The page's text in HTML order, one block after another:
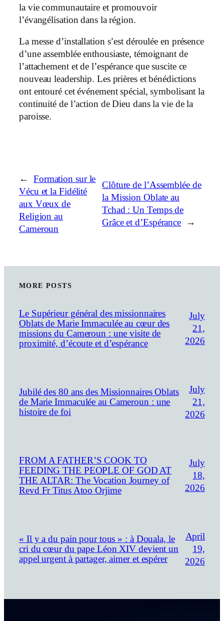
la vie communautaire et promouvoir
l’évangélisation dans la région.
La messe d’installation s’est déroulée en présence
d’une assemblée enthousiaste, témoignant de
l’attachement et de l’espérance que suscite ce
nouveau leadership. Les prières et bénédictions
ont entouré cet événement spécial, symbolisant la
continuité de l’action de Dieu dans la vie de la
paroisse.
←
Formation sur le
Vécu et la Fidélité
aux Vœux de
Religion au
Cameroun
Clôture de l’Assemblée de
la Mission Oblate au
Tchad : Un Temps de
Grâce et d’Espérance
→
MORE POSTS
Le Supérieur général des missionnaires
Oblats de Marie Immaculée au cœur des
missions du Cameroun : une visite de
proximité, d’écoute et d’espérance
July
21,
2026
Jubilé des 80 ans des Missionnaires Oblats
de Marie Immaculée au Cameroun : une
histoire de foi
July
21,
2026
FROM A FATHER’S COOK TO
FEEDING THE PEOPLE OF GOD AT
THE ALTAR: The Vocation Journey of
Revd Fr Titus Atoo Orjime
July
18,
2026
« Il y a du pain pour tous » : à Douala, le
cri du cœur du pape Léon XIV devient un
appel urgent à partager, aimer et espérer
April
19,
2026